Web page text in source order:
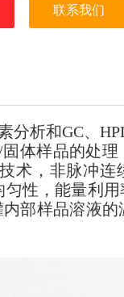
联系我们
分析和GC、
体样品的处
术，非脉冲连
性，能量利
部样品溶液